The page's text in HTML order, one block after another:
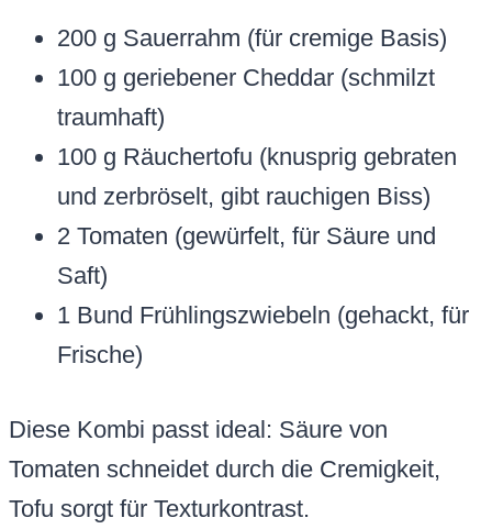
200 g Sauerrahm (für cremige Basis)
100 g geriebener Cheddar (schmilzt
traumhaft)
100 g Räuchertofu (knusprig gebraten
und zerbröselt, gibt rauchigen Biss)
2 Tomaten (gewürfelt, für Säure und
Saft)
1 Bund Frühlingszwiebeln (gehackt, für
Frische)
Diese Kombi passt ideal: Säure von
Tomaten schneidet durch die Cremigkeit,
Tofu sorgt für Texturkontrast.